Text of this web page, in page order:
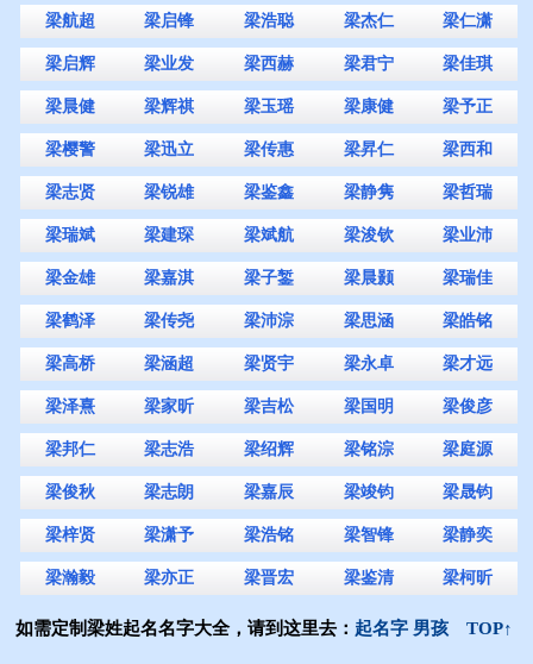
梁航超 梁启锋 梁浩聪 梁杰仁 梁仁潇
梁启辉 梁业发 梁西赫 梁君宁 梁佳琪
梁晨健 梁辉祺 梁玉瑶 梁康健 梁予正
梁樱警 梁迅立 梁传惠 梁昇仁 梁西和
梁志贤 梁锐雄 梁鉴鑫 梁静隽 梁哲瑞
梁瑞斌 梁建琛 梁斌航 梁浚钦 梁业沛
梁金雄 梁嘉淇 梁子錾 梁晨颢 梁瑞佳
梁鹤泽 梁传尧 梁沛淙 梁思涵 梁皓铭
梁高桥 梁涵超 梁贤宇 梁永卓 梁才远
梁泽熹 梁家昕 梁吉松 梁国明 梁俊彦
梁邦仁 梁志浩 梁绍辉 梁铭淙 梁庭源
梁俊秋 梁志朗 梁嘉辰 梁竣钧 梁晟钧
梁梓贤 梁潇予 梁浩铭 梁智锋 梁静奕
梁瀚毅 梁亦正 梁晋宏 梁鉴清 梁柯昕
如需定制梁姓起名名字大全，请到这里去： 起名字 男孩 TOP↑